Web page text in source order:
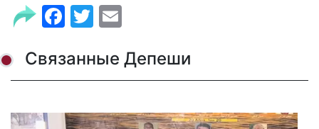
Facebook
Twitter
Связанные Депеши